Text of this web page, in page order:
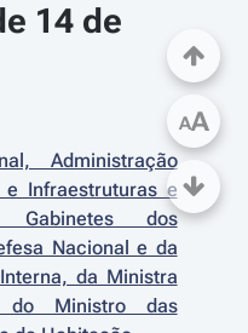
14 de
Administração
e Infraestruturas e
Gabinetes dos
Nacional e da
da Ministra
Ministro das
AA